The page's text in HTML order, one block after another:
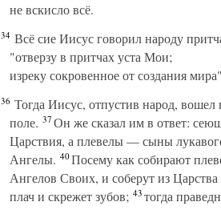
не вскисло всё.
34 Всё сие Иисус говорил народу
"отверзу в притчах уста Мои;
изреку сокровенное от создания
36 Тогда Иисус, отпустив народ,
поле. 37Он же сказал им в ответ:
Царствия, а плевелы — сыны
Ангелы. 40Посему как собирают
Ангелов Своих, и соберут из
плач и скрежет зубов; 43тогда